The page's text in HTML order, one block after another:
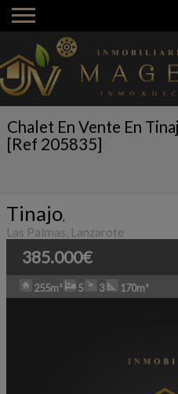
Chalet En Vente En
[Ref 205835]
Tinajo,
Las Palmas, Lanzarote
385.000€
255m² 5 3 170m²